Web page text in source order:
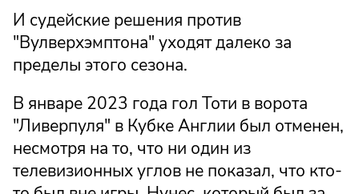
И судейские решения против
"Вулверхэмптона" уходят далеко за
пределы этого сезона.
В январе 2023 года гол Тоти в ворота
"Ливерпуля" в Кубке Англии был отменен,
несмотря на то, что ни один из
телевизионных углов не показал, что кто-